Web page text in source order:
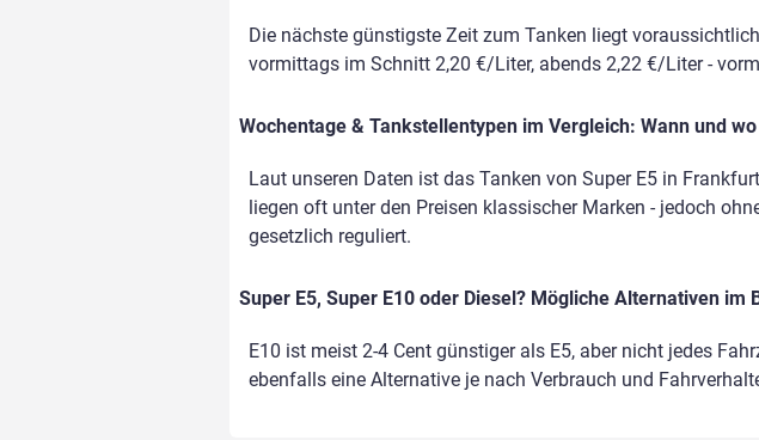
Die nächste günstigste Zeit zum Tanken liegt
vormittags im Schnitt 2,20 €/Liter, abends 2,22 €/Liter -
Wochentage & Tankstellentypen im Vergleich: Wann und
Laut unseren Daten ist das Tanken von Super E5 in
liegen oft unter den Preisen klassischer Marken - jedoch
gesetzlich reguliert.
Super E5, Super E10 oder Diesel? Mögliche Alternativen im
E10 ist meist 2-4 Cent günstiger als E5, aber nicht jedes
ebenfalls eine Alternative je nach Verbrauch und